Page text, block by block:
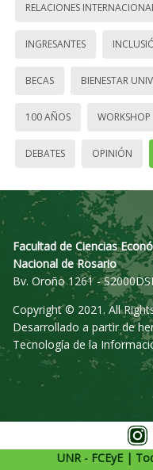
RELACIONES
INGRESANTES
BECAS BIENESTAR
100 AÑOS WORKSHOP
DEBATES OPINIÓN
Facultad de Ciencias
Nacional de Rosario
Bv. Oroño 1261 -
Copyright © 2021. All
Desarrollado a partir de
Tecnología de la
UNR - FCEyE |